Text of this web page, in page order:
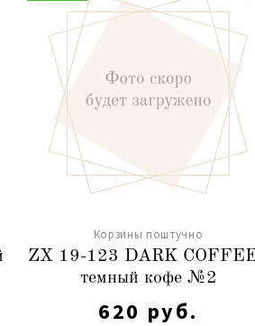
Корзины поштучно
ZX 19-123 DARK
темный кофе №2
620 руб.